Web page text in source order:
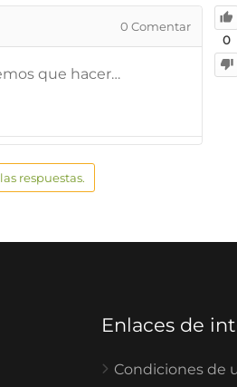
0
0 Comentar
que hacer…
respuestas.
Enlaces de
Condiciones de